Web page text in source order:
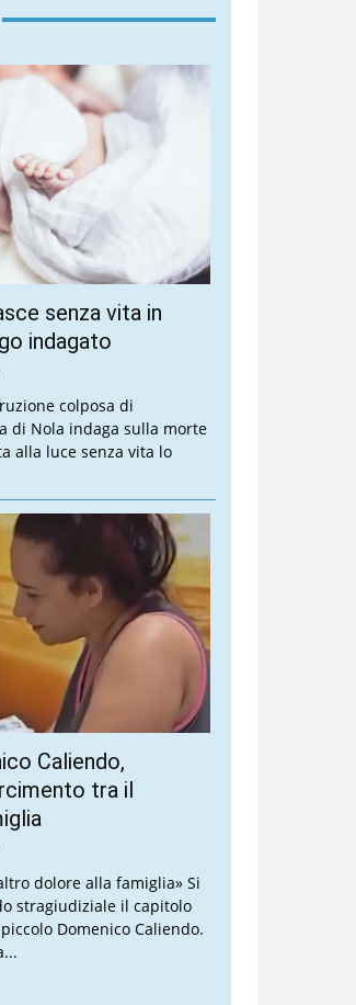
senza vita in
indagato
colposa di
di Nola indaga sulla morte
alla luce senza vita lo
Caliendo,
tra il
dolore alla famiglia» Si
stragiudiziale il capitolo
Domenico Caliendo.